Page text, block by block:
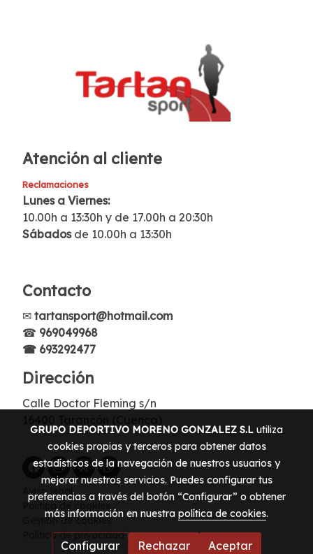
Atención al cliente
Reclamaciones
Lunes a Viernes:
10.00h a 13:30h y de 17.00h a 20:30h
Sábados de 10.00h a 13:30h
Contacto
✉ tartansport@hotmail.com
☎ 969049968
☎ 693292477
Dirección
Calle Doctor Fleming s/n
Aviso legal
Política de cookies
Gestión de cookies
Política de privacidad
GRUPO DEPORTIVO MORENO GONZALEZ S.L utiliza
cookies propias y terceros para obtener datos
estadísticos de la navegación de nuestros usuarios y
mejorar nuestros servicios. Puedes configurar tus
preferencias a través del botón “Configurar” o obtener
más información en nuestra política de cookies.
Configurar Rechazar Aceptar